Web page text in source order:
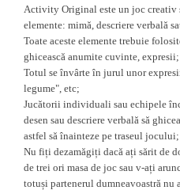
Activity Original este un joc creativ
elemente: mimă, descriere verbală
Toate aceste elemente trebuie
ghicească anumite cuvinte, expresii;
Totul se învârte în jurul unor
legume", etc;
Jucătorii individuali sau echipele
desen sau descriere verbală să
astfel să înainteze pe traseul jocului;
Nu fiți dezamăgiți dacă ați sărit de
de trei ori masa de joc sau v-ați
totuși partenerul dumneavoastră nu